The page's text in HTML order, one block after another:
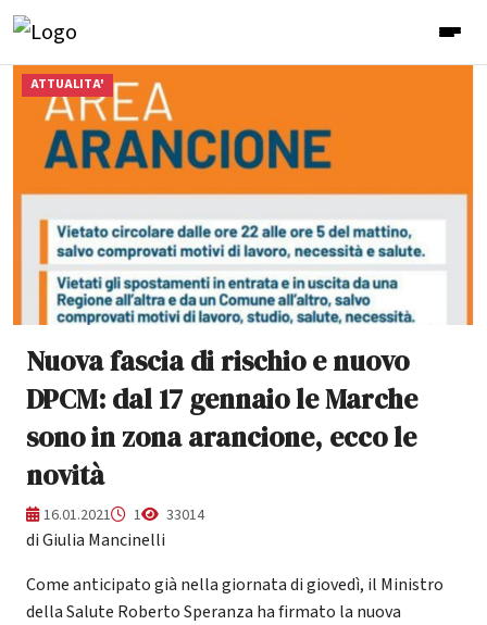
ATTUALITA'
Nuova fascia di rischio e nuovo
DPCM: dal 17 gennaio le Marche
sono in zona arancione, ecco le
novità
16.01.2021 1 33014
di Giulia Mancinelli
Come anticipato già nella giornata di giovedì, il Ministro
della Salute Roberto Speranza ha firmato la nuova